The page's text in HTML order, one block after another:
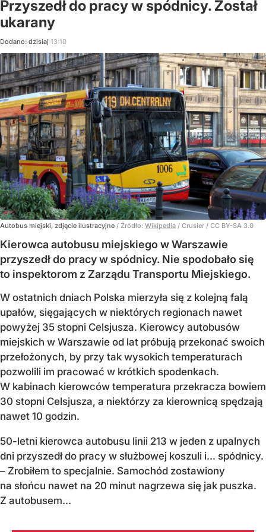
Przyszedł do pracy w spódnicy. Został
ukarany
Dodano: dzisiaj 13:10
Autobus miejski, zdjęcie ilustracyjne / Źródło: Wikipedia / Crusier / CC BY-SA 3.0
Kierowca autobusu miejskiego w Warszawie
przyszedł do pracy w spódnicy. Nie spodobało się
to inspektorom z Zarządu Transportu Miejskiego.
W ostatnich dniach Polska mierzyła się z kolejną falą
upałów, sięgających w niektórych regionach nawet
powyżej 35 stopni Celsjusza. Kierowcy autobusów
miejskich w Warszawie od lat próbują przekonać swoich
przełożonych, by przy tak wysokich temperaturach
pozwolili im pracować w krótkich spodenkach.
W kabinach kierowców temperatura przekracza bowiem
30 stopni Celsjusza, a niektórzy za kierownicą spędzają
nawet 10 godzin.
50-letni kierowca autobusu linii 213 w jeden z upalnych
dni przyszedł do pracy w służbowej koszuli i... spódnicy.
– Zrobiłem to specjalnie. Samochód zostawiony
na słońcu nawet na 20 minut nagrzewa się jak puszka.
Z autobusem...